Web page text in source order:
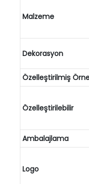
Malzeme
Dekorasyon
Özelleştirilmiş
Özelleştirilebilir
Ambalajlama
Logo